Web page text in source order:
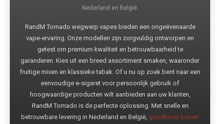
Nederland en België.
RandM Tornado wegwerp vapes bieden een ongeëvenaarde
vape-ervaring. Onze modellen zijn zorgvuldig ontworpen en
getest om premium kwaliteit en betrouwbaarheid te
garanderen. Kies uit een breed assortiment smaken, waaronder
fruitige mixen en klassieke tabak. Of u nu op zoek bent naar een
eenvoudige e-sigaret voor persoonlijk gebruik of
hoogwaardige producten wilt aanbieden aan uw klanten,
RandM Tornado is de perfecte oplossing. Met snelle en
betrouwbare levering in Nederland en België, goedkoop kopen